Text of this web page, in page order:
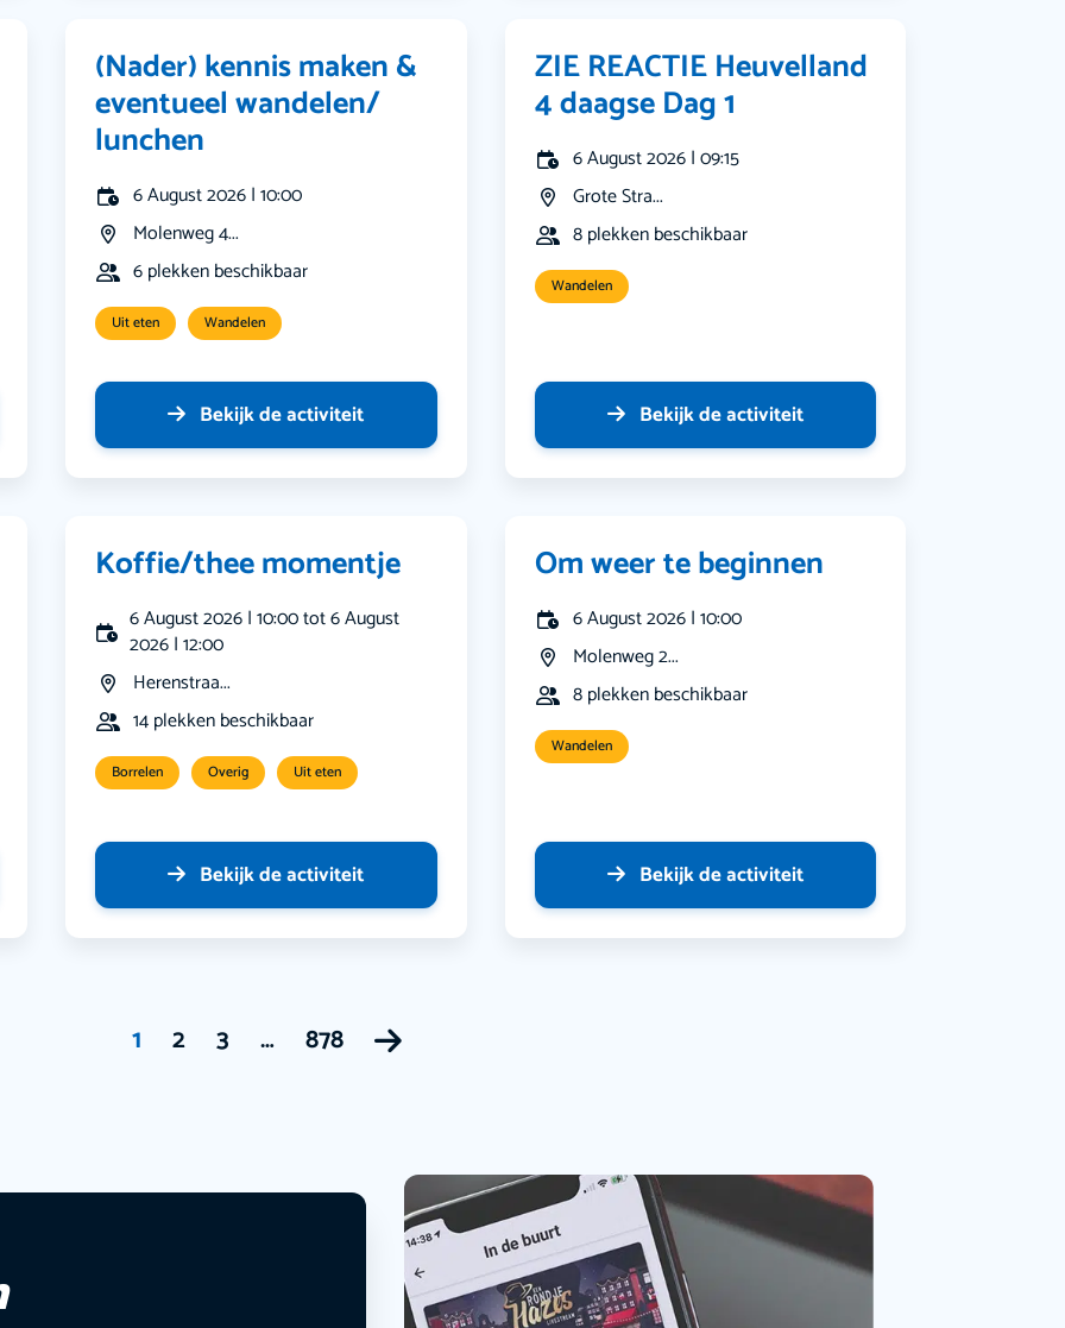
(Nader) kennis maken &
eventueel wandelen/
lunchen
6 August 2026 | 10:00
Molenweg 4...
6 plekken beschikbaar
Uit eten Wandelen
Bekijk de activiteit
ZIE REACTIE Heuvelland
4 daagse Dag 1
6 August 2026 | 09:15
Grote Stra...
8 plekken beschikbaar
Wandelen
Bekijk de activiteit
Koffie/thee momentje
6 August 2026 | 10:00 tot 6 August
2026 | 12:00
Herenstraa...
14 plekken beschikbaar
Borrelen Overig Uit eten
Bekijk de activiteit
Om weer te beginnen
6 August 2026 | 10:00
Molenweg 2...
8 plekken beschikbaar
Wandelen
Bekijk de activiteit
1 2 3 … 878